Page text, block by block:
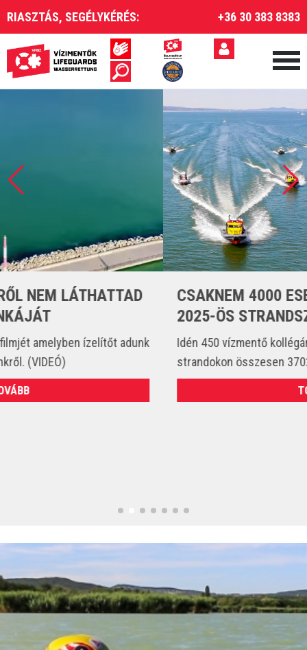
RIASZTÁS, SEGÉLYKÉRÉS: +36 30 383 8383
CSAKNEM 4000 ESETET LÁTTUNK EL A
2025-ÖS STRANDSZEZONBAN
Idén 450 vízmentő kollégánk állt szolgálatba és csak a
strandokon összesen 3702 esetet látott el. (VIDEÓ)